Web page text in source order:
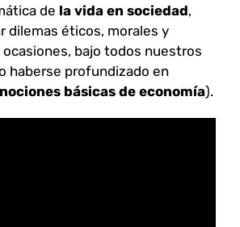
de la vida en sociedad,
dilemas éticos, morales y
bajo todos nuestros
haberse profundizado en
nociones básicas de economía).